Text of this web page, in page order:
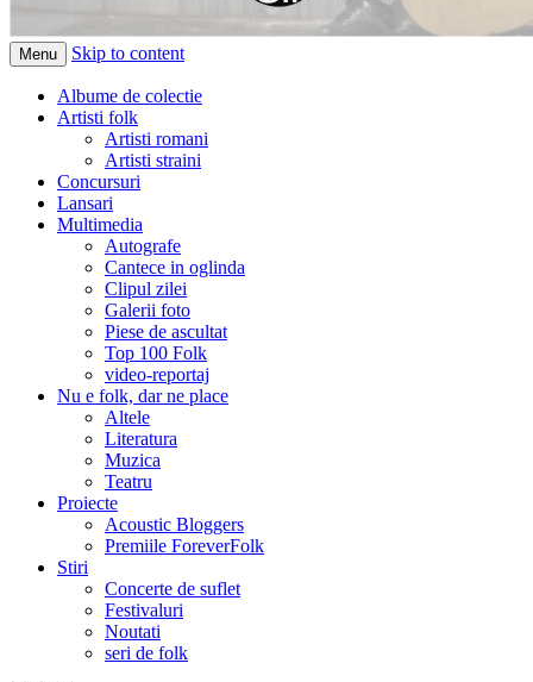
Menu Skip to content
Albume de colectie
Artisti folk
Artisti romani
Artisti straini
Concursuri
Lansari
Multimedia
Autografe
Cantece in oglinda
Clipul zilei
Galerii foto
Piese de ascultat
Top 100 Folk
video-reportaj
Nu e folk, dar ne place
Altele
Literatura
Muzica
Teatru
Proiecte
Acoustic Bloggers
Premiile ForeverFolk
Stiri
Concerte de suflet
Festivaluri
Noutati
seri de folk